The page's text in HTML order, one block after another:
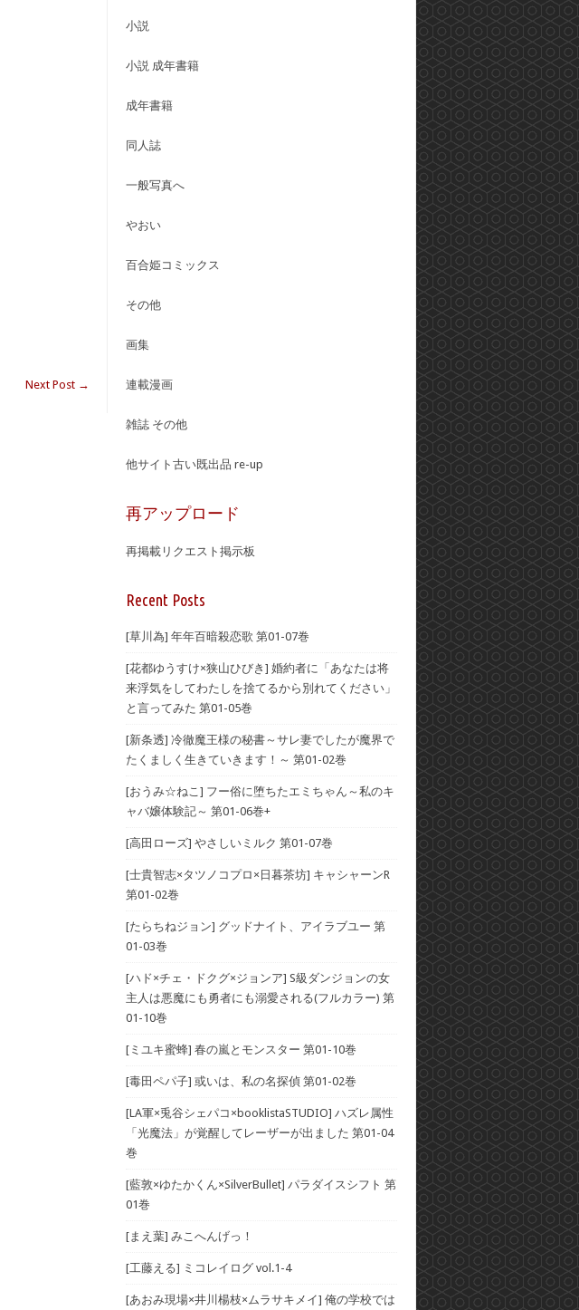
Next Post →
小説
小説 成年書籍
成年書籍
同人誌
一般写真へ
やおい
百合姫コミックス
その他
画集
連載漫画
雑誌 その他
他サイト古い既出品 re-up
再アップロード
再掲載リクエスト掲示板
Recent Posts
[草川為] 年年百暗殺恋歌 第01-07巻
[花都ゆうすけ×狭山ひびき] 婚約者に「あなたは将
来浮気をしてわたしを捨てるから別れてください」
と言ってみた 第01-05巻
[新条透] 冷徹魔王様の秘書～サレ妻でしたが魔界で
たくましく生きていきます！～ 第01-02巻
[おうみ☆ねこ] フー俗に堕ちたエミちゃん～私のキ
ャバ嬢体験記～ 第01-06巻+
[高田ローズ] やさしいミルク 第01-07巻
[士貴智志×タツノコプロ×日暮茶坊] キャシャーンR
第01-02巻
[たらちねジョン] グッドナイト、アイラブユー 第
01-03巻
[ハド×チェ・ドクグ×ジョンア] S級ダンジョンの女
主人は悪魔にも勇者にも溺愛される(フルカラー) 第
01-10巻
[ミユキ蜜蜂] 春の嵐とモンスター 第01-10巻
[毒田ペパ子] 或いは、私の名探偵 第01-02巻
[LA軍×兎谷シェパコ×booklistaSTUDIO] ハズレ属性
「光魔法」が覚醒してレーザーが出ました 第01-04
巻
[藍敦×ゆたかくん×SilverBullet] パラダイスシフト 第
01巻
[まえ葉] みこへんげっ！
[工藤える] ミコレイログ vol.1-4
[あおみ現場×井川楊枝×ムラサキメイ] 俺の学校では